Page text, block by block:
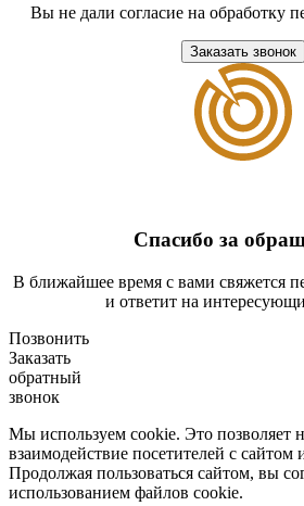
Вы не дали согласие на обработку
Заказать звонок
Спасибо за
В ближайшее время с вами свяжется
и ответит на
Позвонить
Заказать
обратный
звонок
Мы используем cookie. Это позволяет
взаимодействие посетителей с сайтом
Продолжая пользоваться сайтом, вы
использованием файлов cookie.